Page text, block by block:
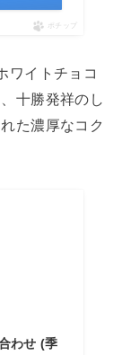
ポチップ
ワイトチョコ
十勝発祥のし
た濃厚なコク
わせ (季